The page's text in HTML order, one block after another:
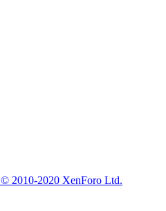
© 2010-2020 XenForo Ltd.